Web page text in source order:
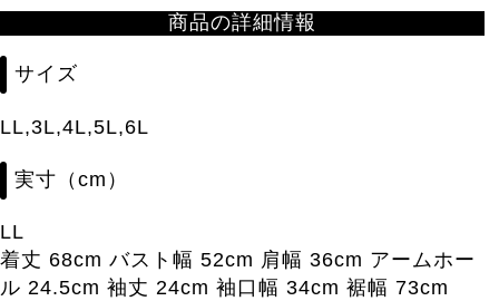
商品の詳細情報
サイズ
LL,3L,4L,5L,6L
実寸（cm）
LL
着丈 68cm バスト幅 52cm 肩幅 36cm アームホー
ル 24.5cm 袖丈 24cm 袖口幅 34cm 裾幅 73cm